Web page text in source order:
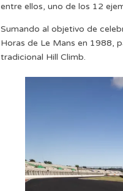
entre ellos, uno de los 12
Sumando al objetivo de
Horas de Le Mans en 1988,
tradicional Hill Climb.